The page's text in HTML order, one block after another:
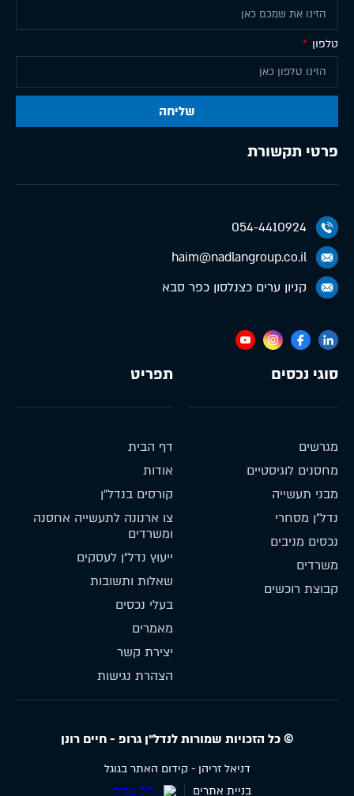
תפריט
דף הבית
אודות
קורסים בנדל״ן
צו ארנונה לתעשייה אחסנה
ומשרדים
ייעוץ נדל״ן לעסקים
שאלות ותשובות
בעלי נכסים
מאמרים
יצירת קשר
הצהרת נגישות
סוגי נכסים
מגרשים
מחסנים לוגיסטיים
מבני תעשייה
נדל״ן מסחרי
נכסים מניבים
משרדים
קבוצת רוכשים
פרטי תקשורת
054-4410924
haim@nadlangroup.co.il
קניון ערים כצנלסון כפר סבא
טלפון
שליחה
© כל הזכויות שמורות לנדל״ן גרופ - חיים רונן
דניאל זריהן - קידום האתר בגוגל
בניית אתרים